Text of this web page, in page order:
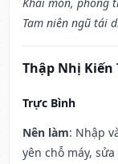
Tam niên ngũ tái
Thập Nhị Kiến
Trực Bình
Nên làm: Nhập
yên chỗ máy,